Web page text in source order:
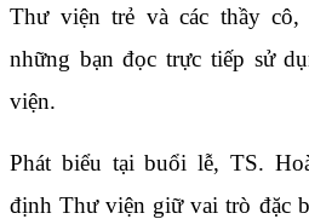
Thư viện trẻ và các thầy
những bạn đọc trực tiếp sử
viện.
Phát biểu tại buổi lễ, TS.
định Thư viện giữ vai trò đặc